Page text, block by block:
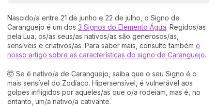
Nascido/a entre 21 de junho e 22 de julho, o Signo de
Caranguejo é um dos 3 Signos do Elemento Água. Regidos/as
pela Lua, os/as seus/as nativos/as são generosos/as,
sensíveis e criativos/as. Para saber mais, consulte também o
nosso artigo sobre as características do signo de Caranguejo.
🤯 Se é nativo/a de Caranguejo, saiba que o seu Signo é o
mais sensível do Zodíaco. Hipersensível, é vulnerável aos
golpes infligidos por aqueles/as que o/a rodeiam, mas é, no
entanto, um/a nativo/a cativante.